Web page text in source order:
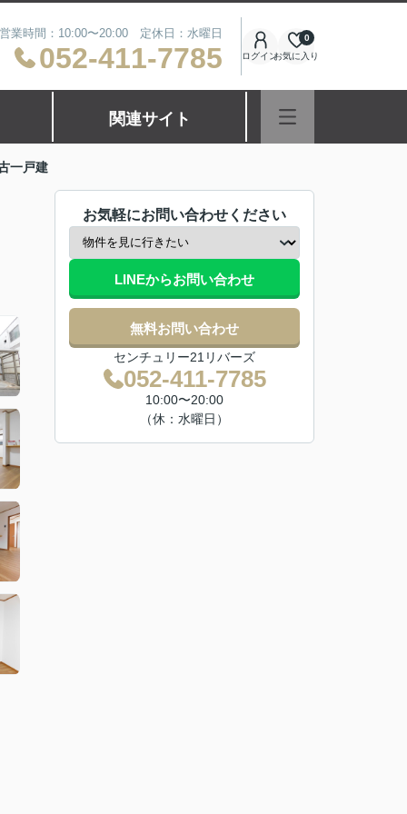
営業時間：10:00〜20:00 定休日：水曜日
052-411-7785 ログインお気に入り
0
関連サイト
一戸建
お気軽にお問い合わせください
LINEからお問い合わせ
無料お問い合わせ
センチュリー21リバーズ
052-411-7785
10:00〜20:00
（休：水曜日）